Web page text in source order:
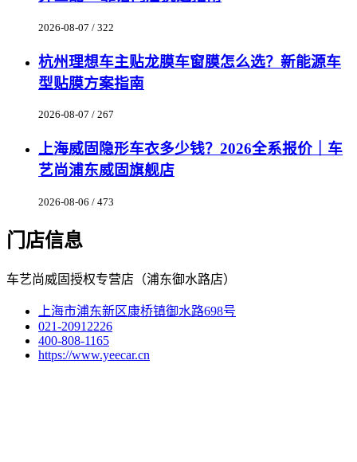
2026-08-07 / 322
杭州理想车主贴龙膜车窗膜怎么选？新能源车
型贴膜方案指南
2026-08-07 / 267
上海威固隐形车衣多少钱？2026全系报价｜车
艺尚浦东威固旗舰店
2026-08-06 / 473
门店信息
车艺尚威固授权专营店（浦东御水路店）
上海市浦东新区康桥镇御水路698号
021-20912226
400-808-1165
https://www.yeecar.cn